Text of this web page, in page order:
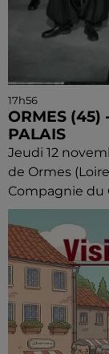
17h56
ORMES (45)
PALAIS
Jeudi 12
de Ormes
Compagnie du